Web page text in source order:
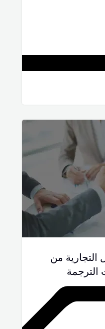
التجارية من